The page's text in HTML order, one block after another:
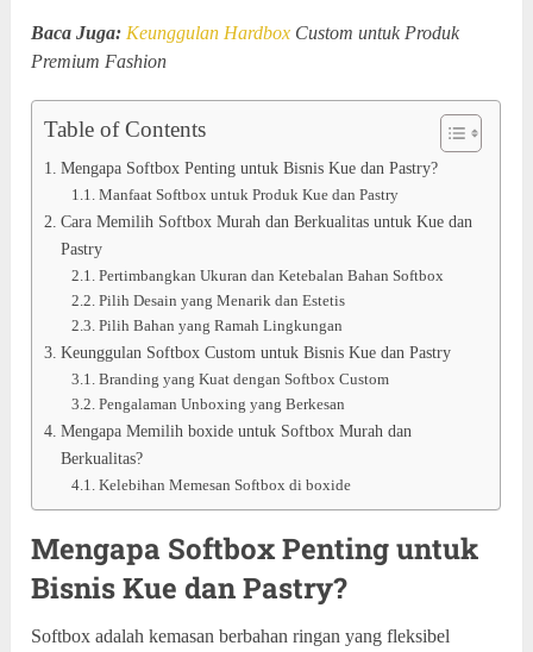
Baca Juga: Keunggulan Hardbox Custom untuk Produk
Premium Fashion
Table of Contents
Mengapa Softbox Penting untuk Bisnis Kue dan Pastry?
Manfaat Softbox untuk Produk Kue dan Pastry
Cara Memilih Softbox Murah dan Berkualitas untuk Kue dan
Pastry
Pertimbangkan Ukuran dan Ketebalan Bahan Softbox
Pilih Desain yang Menarik dan Estetis
Pilih Bahan yang Ramah Lingkungan
Keunggulan Softbox Custom untuk Bisnis Kue dan Pastry
Branding yang Kuat dengan Softbox Custom
Pengalaman Unboxing yang Berkesan
Mengapa Memilih boxide untuk Softbox Murah dan
Berkualitas?
Kelebihan Memesan Softbox di boxide
Mengapa Softbox Penting untuk
Bisnis Kue dan Pastry?
Softbox adalah kemasan berbahan ringan yang fleksibel